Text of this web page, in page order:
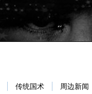
传统国术 周边新闻